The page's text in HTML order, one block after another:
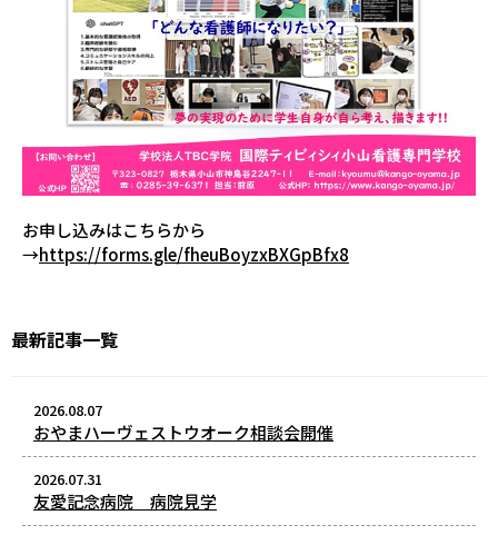
お申し込みはこちらから
→https://forms.gle/fheuBoyzxBXGpBfx8
最新記事一覧
2026.08.07
おやまハーヴェストウオーク相談会開催
2026.07.31
友愛記念病院 病院見学